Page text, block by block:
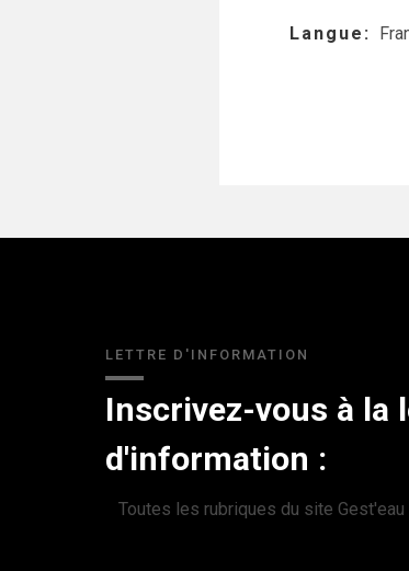
Langue
LETTRE D'INFORMATION
Inscrivez-vous à la
d'information :
Toutes les rubriques du site Gest'eau